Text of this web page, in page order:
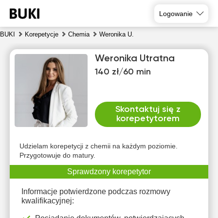
Logowanie
BUKI Korepetycje Chemia Weronika U.
Weronika Utratna
140 zł/60 min
Skontaktuj się z
korepetytorem
Udzielam korepetycji z chemii na każdym poziomie.
Przygotowuje do matury.
Sprawdzony korepetytor
Informacje potwierdzone podczas rozmowy
kwalifikacyjnej:
6
7
8
9
10
Brak
10:00
10:30
10:00
10:30
10:00
10:30
Brak
dostępnych
Brak